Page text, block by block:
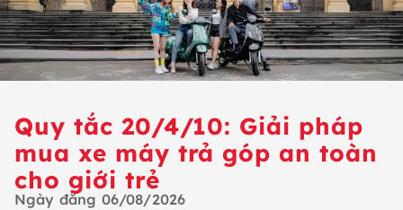
Quy tắc 20/4/10: Giải pháp
mua xe máy trả góp an toàn
cho giới trẻ
Ngày đăng 06/08/2026